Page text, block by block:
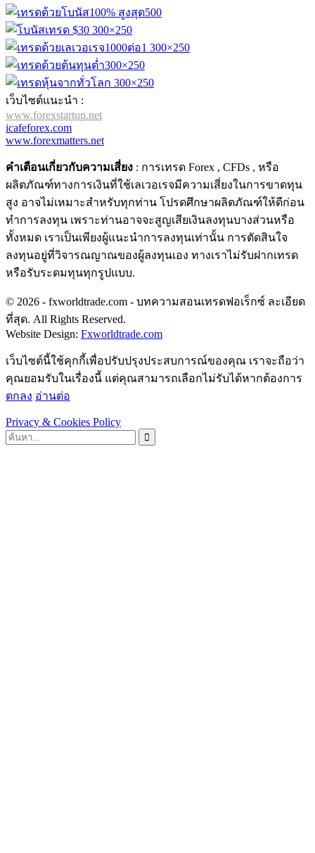
เว็บไซต์แนะนำ :
www.forexstartup.net
icafeforex.com
www.forexmatters.net
คำเตือนเกี่ยวกับความเสี่ยง : การเทรด Forex , CFDs , หรือ
ผลิตภัณฑ์ทางการเงินที่ใช้เลเวอเรจมีความเสี่ยงในการขาดทุน
สูง อาจไม่เหมาะสำหรับทุกท่าน โปรดศึกษาผลิตภัณฑ์ให้ดีก่อน
ทำการลงทุน เพราะท่านอาจจะสูญเสียเงินลงทุนบางส่วนหรือ
ทั้งหมด เราเป็นเพียงผู้แนะนำการลงทุนเท่านั้น การตัดสินใจ
ลงทุนอยู่ที่วิจารณญาณของผู้ลงทุนเอง ทางเราไม่รับฝากเทรด
หรือรับระดมทุนทุกรูปแบบ.
© 2026 - fxworldtrade.com - บทความสอนเทรดฟอเร็กซ์ ละเอียด
ที่สุด. All Rights Reserved.
Website Design: Fxworldtrade.com
เว็บไซต์นี้ใช้คุกกี้เพื่อปรับปรุงประสบการณ์ของคุณ เราจะถือว่า
คุณยอมรับในเรื่องนี้ แต่คุณสามารถเลือกไม่รับได้หากต้องการ
ตกลง อ่านต่อ
Privacy & Cookies Policy